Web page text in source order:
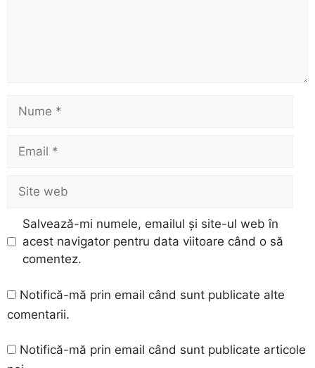
Nume
Email
Site
web
Salvează-mi numele, emailul și site-ul web în
acest navigator pentru data viitoare când o să
comentez.
Notifică-mă prin email când sunt publicate alte
comentarii.
Notifică-mă prin email când sunt publicate articole